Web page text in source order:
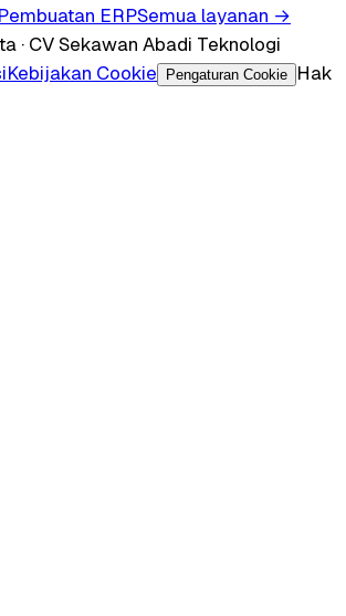
ERPSemua layanan →
· CV Sekawan Abadi Teknologi
Kebijakan Cookie Pengaturan Cookie
Hak